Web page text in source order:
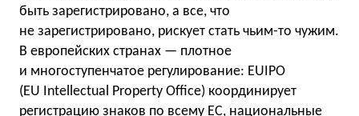
быть зарегистрировано, а все, что
не зарегистрировано, рискует стать чьим-то чужим.
В европейских странах — плотное
и многоступенчатое регулирование: EUIPO
(EU Intellectual Property Office) координирует
регистрацию знаков по всему ЕС, национальные